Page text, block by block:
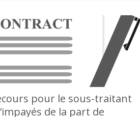
pour le sous-traitant
de la part de